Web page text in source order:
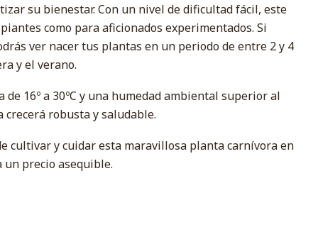
su bienestar. Con un nivel de dificultad fácil, este
como para aficionados experimentados. Si
ver nacer tus plantas en un periodo de entre 2 y 4
y el verano.
16º a 30ºC y una humedad ambiental superior al
robusta y saludable.
cultivar y cuidar esta maravillosa planta carnívora en
precio asequible.